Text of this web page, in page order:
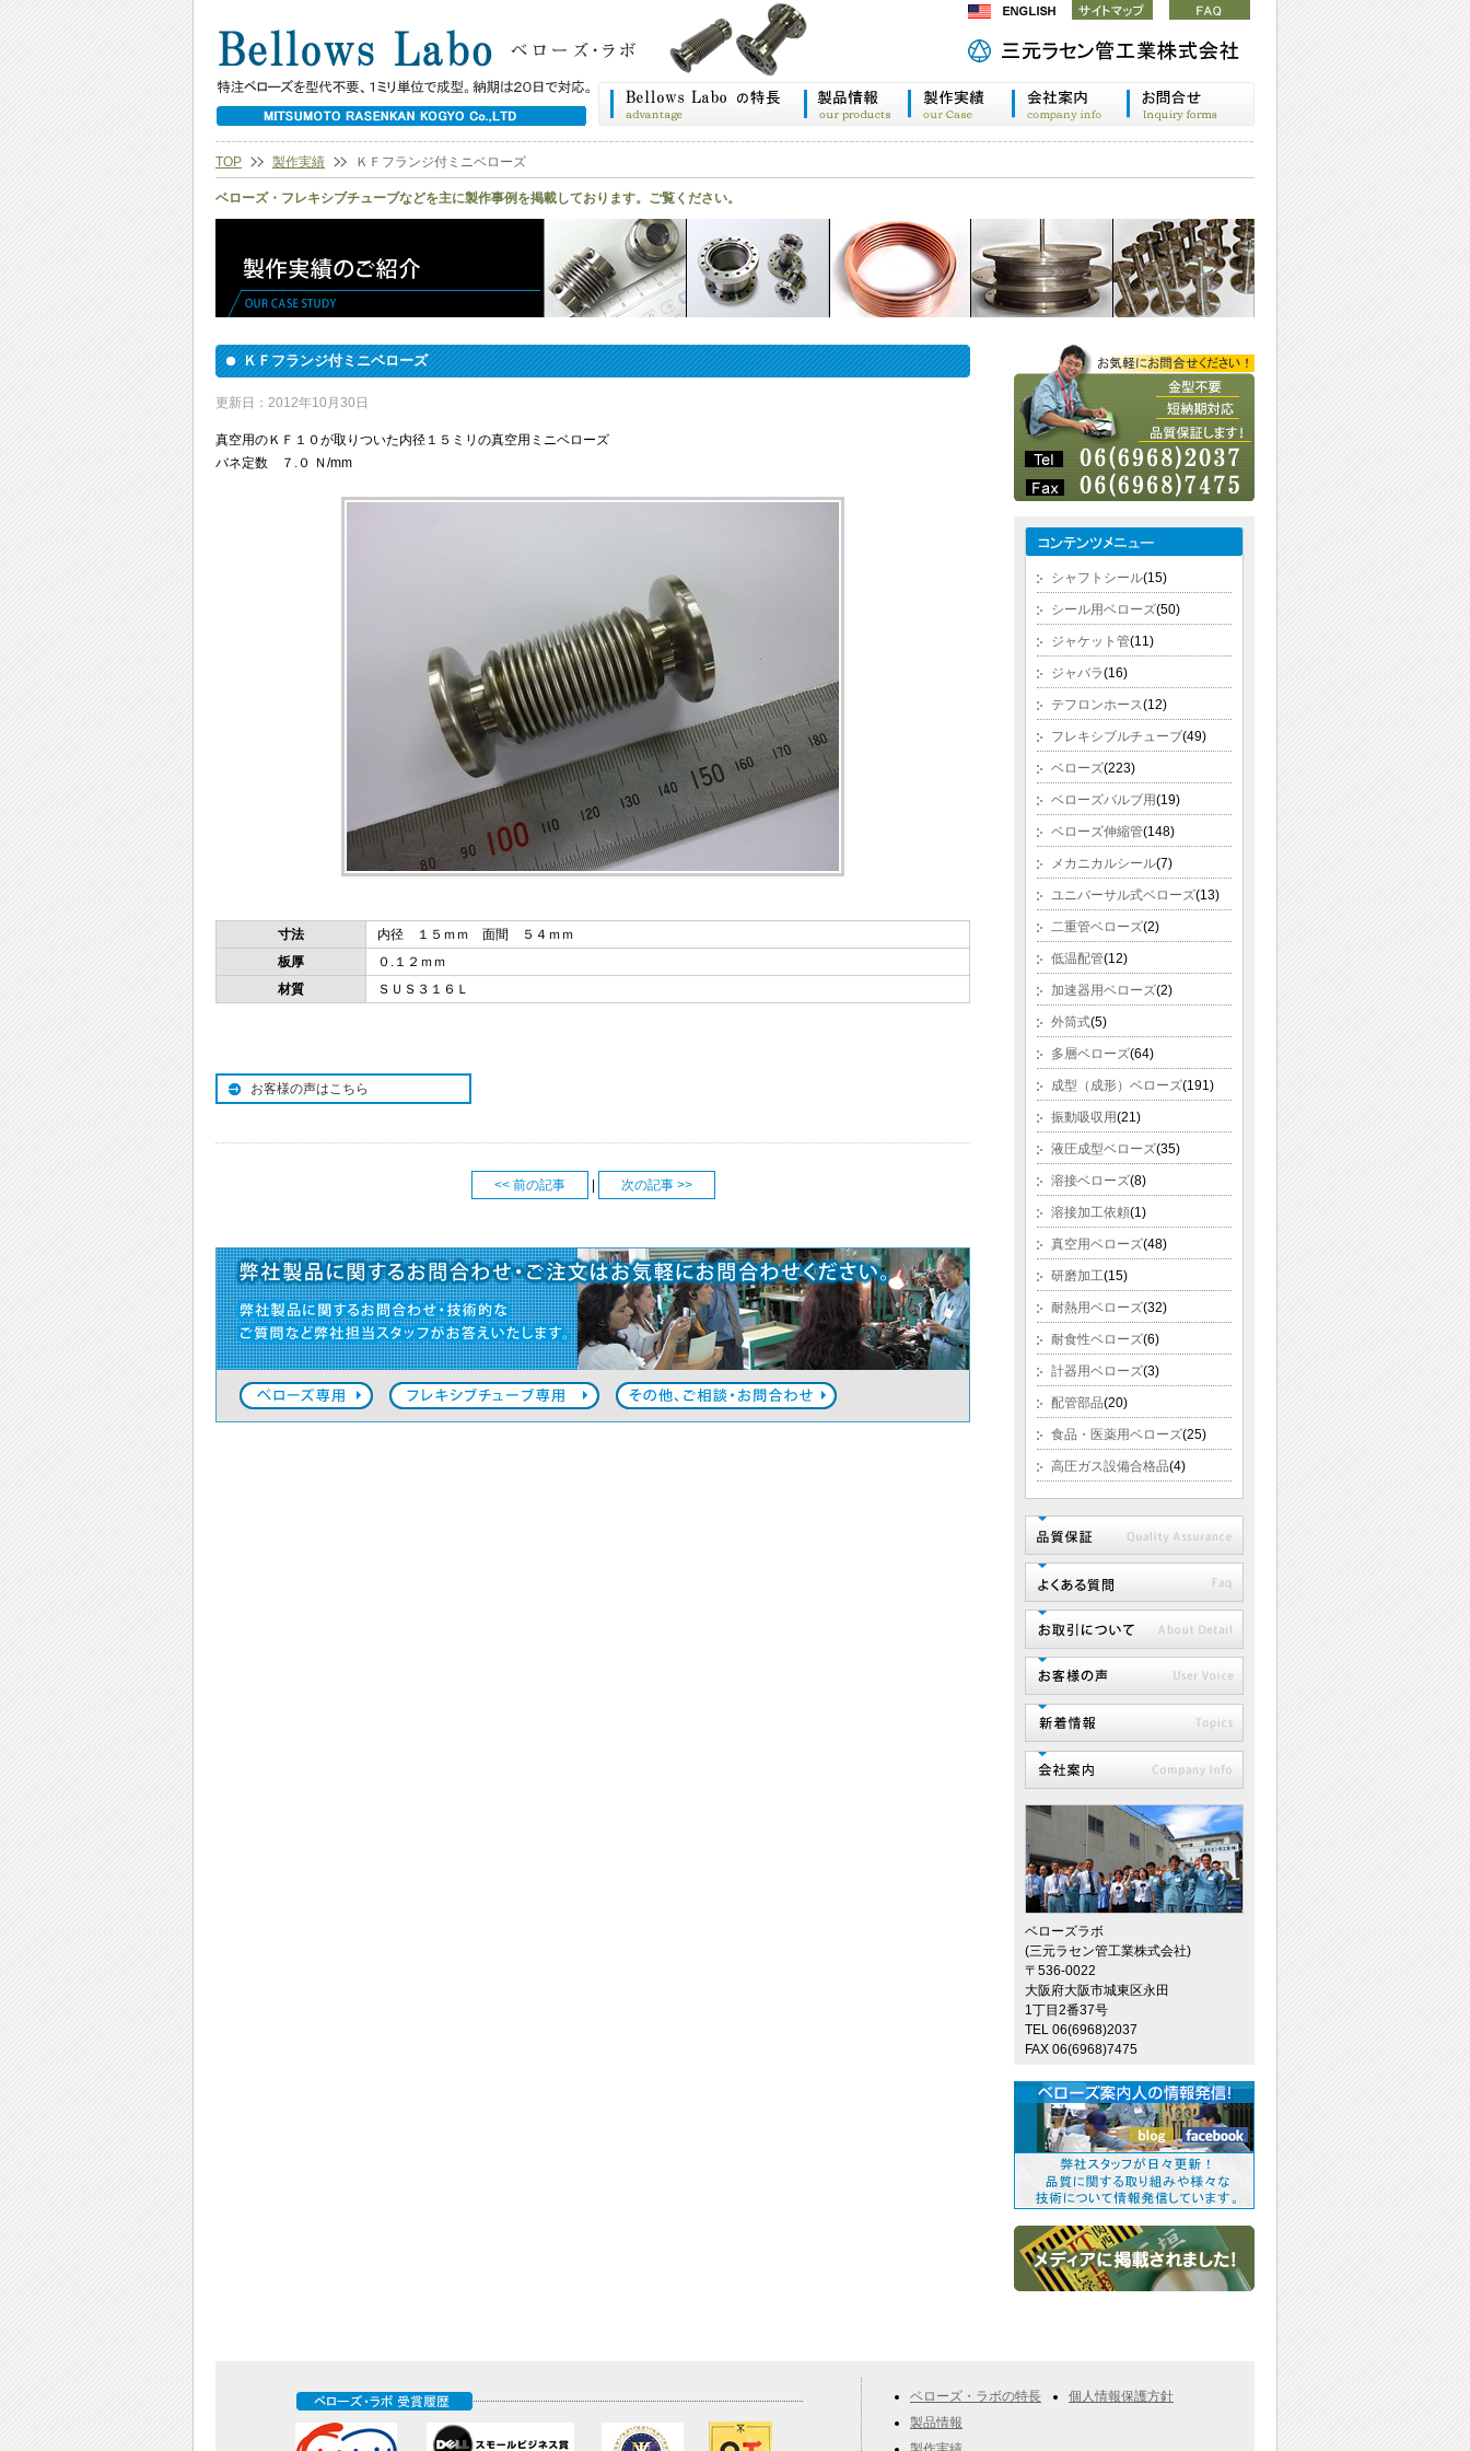
TOP 製作実績 ＫＦフランジ付ミニベローズ
ベローズ・フレキシブチューブなどを主に製作事例を掲載しております。ご覧ください。
ＫＦフランジ付ミニベローズ
更新日：2012年10月30日
真空用のＫＦ１０が取りついた内径１５ミリの真空用ミニベローズ
バネ定数 ７.０ Ｎ/mm
寸法
内径 １５ｍｍ 面間 ５４ｍｍ
板厚
０.１２ｍｍ
材質
ＳＵＳ３１６Ｌ
お客様の声はこちら
<< 前の記事 次の記事 >>
シャフトシール(15)
シール用ベローズ(50)
ジャケット管(11)
ジャバラ(16)
テフロンホース(12)
フレキシブルチューブ(49)
ベローズ(223)
ベローズバルブ用(19)
ベローズ伸縮管(148)
メカニカルシール(7)
ユニバーサル式ベローズ(13)
二重管ベローズ(2)
低温配管(12)
加速器用ベローズ(2)
外筒式(5)
多層ベローズ(64)
成型（成形）ベローズ(191)
振動吸収用(21)
液圧成型ベローズ(35)
溶接ベローズ(8)
溶接加工依頼(1)
真空用ベローズ(48)
研磨加工(15)
耐熱用ベローズ(32)
耐食性ベローズ(6)
計器用ベローズ(3)
配管部品(20)
食品・医薬用ベローズ(25)
高圧ガス設備合格品(4)
ベローズラボ
(三元ラセン管工業株式会社)
〒536-0022
大阪府大阪市城東区永田
1丁目2番37号
TEL 06(6968)2037
FAX 06(6968)7475
ベローズ・ラボの特長
製品情報
個人情報保護方針